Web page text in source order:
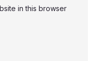
in this browser